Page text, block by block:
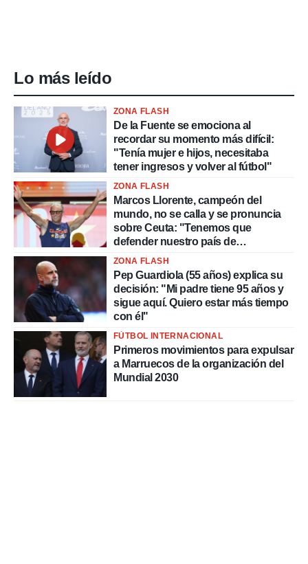
Lo más leído
ZONA FLASH
De la Fuente se emociona al
recordar su momento más difícil:
"Tenía mujer e hijos, necesitaba
tener ingresos y volver al fútbol"
ZONA FLASH
Marcos Llorente, campeón del
mundo, no se calla y se pronuncia
sobre Ceuta: "Tenemos que
defender nuestro país de
delincuentes"
ZONA FLASH
Pep Guardiola (55 años) explica su
decisión: "Mi padre tiene 95 años y
sigue aquí. Quiero estar más tiempo
con él"
FÚTBOL INTERNACIONAL
Primeros movimientos para expulsar
a Marruecos de la organización del
Mundial 2030